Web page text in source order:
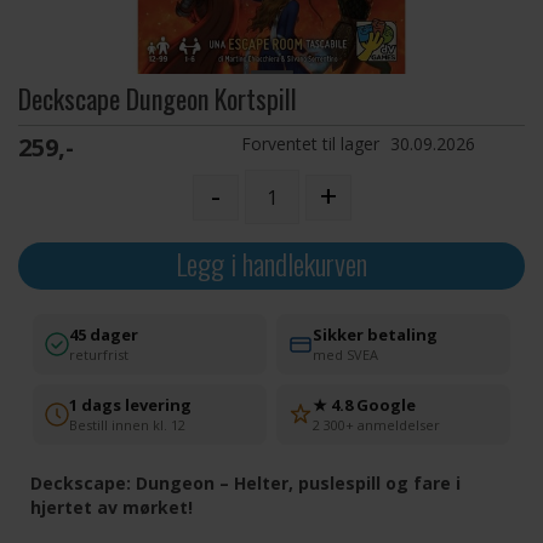
Deckscape Dungeon Kortspill
259,- Forventet til lager 30.09.2026
- +
Legg i handlekurven
45 dager
returfrist
Sikker betaling
med SVEA
1 dags levering
Bestill innen kl. 12
★ 4.8 Google
2 300+ anmeldelser
Deckscape: Dungeon – Helter, puslespill og fare i
hjertet av mørket!